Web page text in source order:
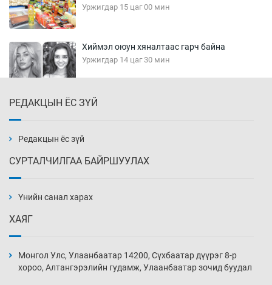
Уржигдар 15 цаг 00 мин
Хиймэл оюун хяналтаас гарч байна
Уржигдар 14 цаг 30 мин
Уржигдар 14 цаг 00 мин
нэмэгджээ
Уржигдар 13 цаг 30 мин
РЕДАКЦЫН ЁС ЗҮЙ
Редакцын ёс зүй
СУРТАЛЧИЛГАА БАЙРШУУЛАХ
Үнийн санал харах
ХАЯГ
Монгол Улс, Улаанбаатар 14200, Сүхбаатар дүүрэг 8-р
хороо, Алтангэрэлийн гудамж, Улаанбаатар зочид буудал